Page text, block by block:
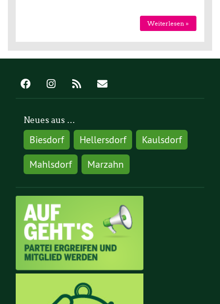
Weiterlesen »
Neues aus …
Biesdorf Hellersdorf
Kaulsdorf
Mahlsdorf
Marzahn